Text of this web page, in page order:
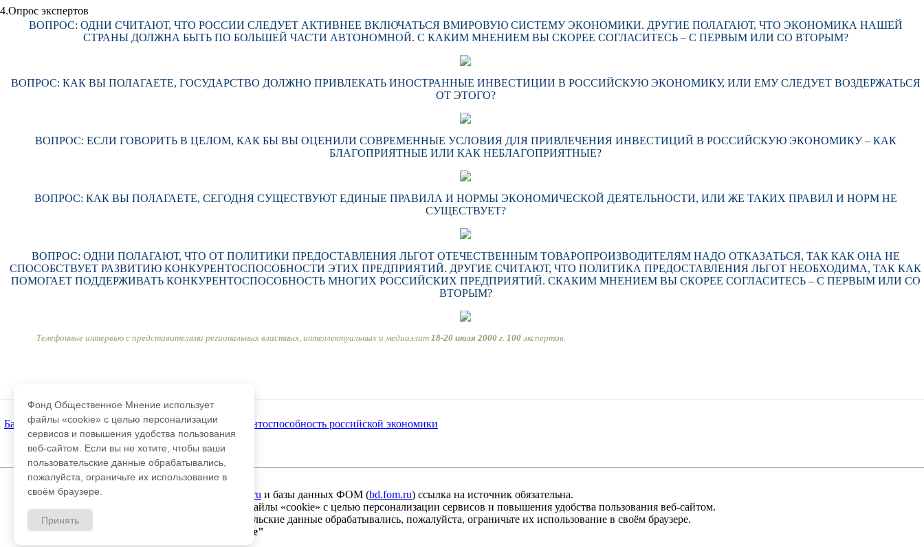
4.Опрос экспертов
ВОПРОС: ОДНИ СЧИТАЮТ, ЧТО РОССИИ СЛЕДУЕТ АКТИВНЕЕ ВКЛЮЧАТЬСЯ ВМИРОВУЮ СИСТЕМУ ЭКОНОМИКИ. ДРУГИЕ ПОЛАГАЮТ, ЧТО ЭКОНОМИКА НАШЕЙ
СТРАНЫ ДОЛЖНА БЫТЬ ПО БОЛЬШЕЙ ЧАСТИ АВТОНОМНОЙ. С КАКИМ МНЕНИЕМ ВЫ СКОРЕЕ СОГЛАСИТЕСЬ – С ПЕРВЫМ ИЛИ СО ВТОРЫМ?
ВОПРОС: КАК ВЫ ПОЛАГАЕТЕ, ГОСУДАРСТВО ДОЛЖНО ПРИВЛЕКАТЬ ИНОСТРАННЫЕ ИНВЕСТИЦИИ В РОССИЙСКУЮ ЭКОНОМИКУ, ИЛИ ЕМУ СЛЕДУЕТ ВОЗДЕРЖАТЬСЯ
ОТ ЭТОГО?
ВОПРОС: ЕСЛИ ГОВОРИТЬ В ЦЕЛОМ, КАК БЫ ВЫ ОЦЕНИЛИ СОВРЕМЕННЫЕ УСЛОВИЯ ДЛЯ ПРИВЛЕЧЕНИЯ ИНВЕСТИЦИЙ В РОССИЙСКУЮ ЭКОНОМИКУ – КАК
БЛАГОПРИЯТНЫЕ ИЛИ КАК НЕБЛАГОПРИЯТНЫЕ?
ВОПРОС: КАК ВЫ ПОЛАГАЕТЕ, СЕГОДНЯ СУЩЕСТВУЮТ ЕДИНЫЕ ПРАВИЛА И НОРМЫ ЭКОНОМИЧЕСКОЙ ДЕЯТЕЛЬНОСТИ, ИЛИ ЖЕ ТАКИХ ПРАВИЛ И НОРМ НЕ
СУЩЕСТВУЕТ?
ВОПРОС: ОДНИ ПОЛАГАЮТ, ЧТО ОТ ПОЛИТИКИ ПРЕДОСТАВЛЕНИЯ ЛЬГОТ ОТЕЧЕСТВЕННЫМ ТОВАРОПРОИЗВОДИТЕЛЯМ НАДО ОТКАЗАТЬСЯ, ТАК КАК ОНА НЕ
СПОСОБСТВУЕТ РАЗВИТИЮ КОНКУРЕНТОСПОСОБНОСТИ ЭТИХ ПРЕДПРИЯТИЙ. ДРУГИЕ СЧИТАЮТ, ЧТО ПОЛИТИКА ПРЕДОСТАВЛЕНИЯ ЛЬГОТ НЕОБХОДИМА, ТАК КАК
ПОМОГАЕТ ПОДДЕРЖИВАТЬ КОНКУРЕНТОСПОСОБНОСТЬ МНОГИХ РОССИЙСКИХ ПРЕДПРИЯТИЙ. СКАКИМ МНЕНИЕМ ВЫ СКОРЕЕ СОГЛАСИТЕСЬ – С ПЕРВЫМ ИЛИ СО
ВТОРЫМ?
Телефонные интервью с представителями региональных властных, интеллектуальных и медиаэлит 18-20 июля 2000 г. 100 экспертов.
База данных ФОМ> Экономика и бизнес>Конкурентоспособность российской экономики
Адрес для писем: hello@fom.ru
При использовании материалов сайта
fom.ru и базы данных ФОМ (bd.fom.ru) ссылка на источник обязательна.
Фонд Общественное Мнение использует файлы «cookie» с целью персонализации сервисов и повышения удобства пользования веб-сайтом.
Если вы не хотите, чтобы ваши пользовательские данные обрабатывались, пожалуйста, ограничьте их использование в своём браузере.
© 2003-2019 Фонд "Общественное мнение"
Фонд Общественное Мнение использует
файлы «cookie» с целью персонализации
сервисов и повышения удобства пользования
веб-сайтом. Если вы не хотите, чтобы ваши
пользовательские данные обрабатывались,
пожалуйста, ограничьте их использование в
своём браузере.
Принять